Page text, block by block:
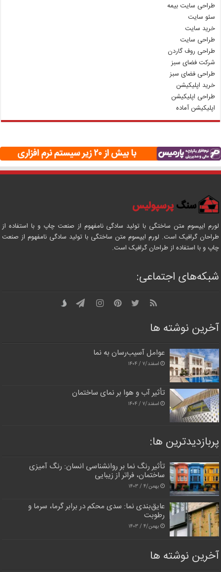
طراحی سایت بیمه
سئو سایت
خرید سایت
طراحی سایت
طراحی روف گاردن
شرکت فضای سبز
طراحی فضای سبز
خرید اپلیکیشن
طراحی اپلیکیشن
اپلیکیشن آماده
لورم ایپسوم متن ساختگی با تولید سادگی نامفهوم از صنعت چاپ و با استفاده از
طراحان گرافیک است. لورم ایپسوم متن ساختگی با تولید سادگی نامفهوم از صنعت
چاپ و با استفاده از طراحان گرافیک است.
شبکه‌های اجتماعی:
آخرین نوشته ها
عوامل آسیب‌رسان به نما
اسفند/۷ / ۱۴۰۴
تأثیر آب و هوا بر نمای ساختمان
اسفند/۷ / ۱۴۰۴
پربازدیدترین‌ ها:
تأثیر رنگ نما بر روانشناسی انسان: رنگ آمیزی
ساختمان، فراتر از زیبایی
بهمن/۴ / ۱۴۰۳
عایق‌بندی نما: سدی محکم در برابر گرما، سرما و
رطوبت
بهمن/۴ / ۱۴۰۳
آخرین نوشته ها